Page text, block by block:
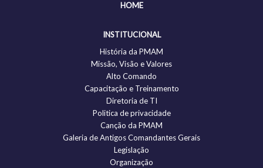
HOME
INSTITUCIONAL
História da PMAM
Missão, Visão e Valores
Alto Comando
Capacitação e Treinamento
Diretoria de TI
Politica de privacidade
Canção da PMAM
Galeria de Antigos Comandantes Gerais
Legislação
Organização